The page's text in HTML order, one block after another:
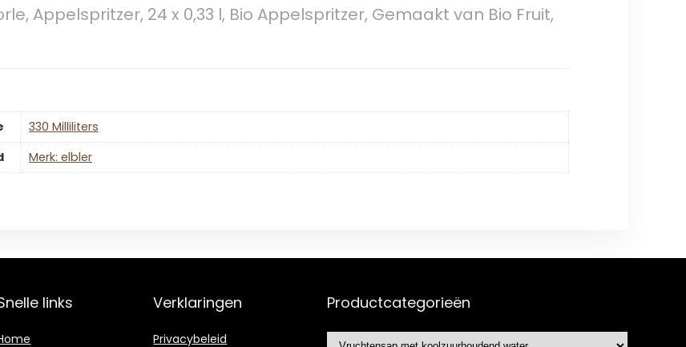
Appelspritzer, 24 x 0,33 l, Bio Appelspritzer, Gemaakt van Bio Fruit,
‎330 Milliliters
Merk: elbler
links Verklaringen
Privacybeleid
Productcategorieën